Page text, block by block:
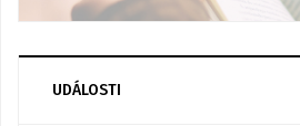
UDÁLOSTI